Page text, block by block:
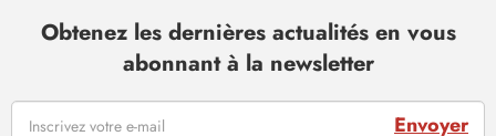
Obtenez les dernières actualités en vous
abonnant à la newsletter
Envoyer